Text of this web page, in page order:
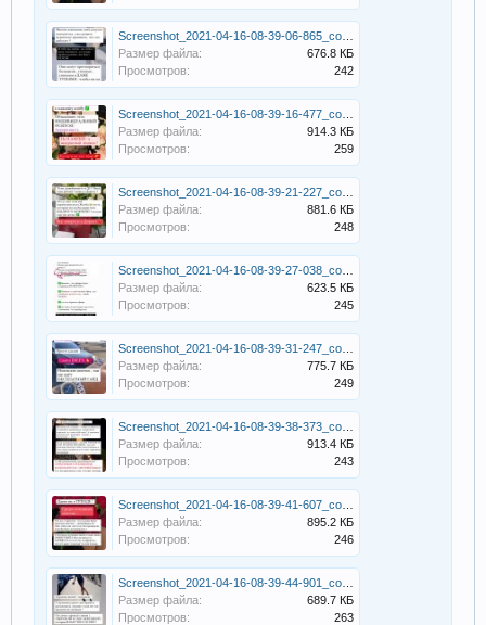
Размер файла:
676.8 КБ
Просмотров:
242
Размер файла:
914.3 КБ
Просмотров:
259
Размер файла:
881.6 КБ
Просмотров:
248
Размер файла:
623.5 КБ
Просмотров:
245
Размер файла:
775.7 КБ
Просмотров:
249
Размер файла:
913.4 КБ
Просмотров:
243
Размер файла:
895.2 КБ
Просмотров:
246
Размер файла:
689.7 КБ
Просмотров:
263